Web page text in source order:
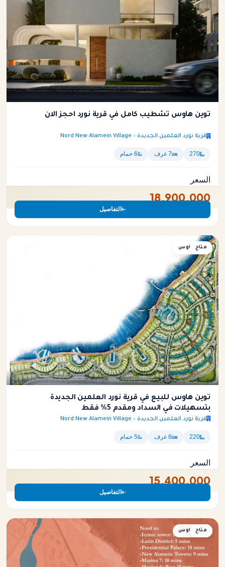
توين هاوس تشطيب كامل في قرية نورد احجز الان
قرية نورد العلمين الجديدة – Nord New Alamein Village
270 7 غرف 6 حمام
السعر
18,900,000
التفاصيل
توين هاوس
متاح
توين هاوس للبيع في قرية نورد العلمين الجديدة
بتسهيلات في السداد ومقدم 5% فقط
قرية نورد العلمين الجديدة – Nord New Alamein Village
220 6 غرف 5 حمام
السعر
15,400,000
التفاصيل
توين هاوس
متاح